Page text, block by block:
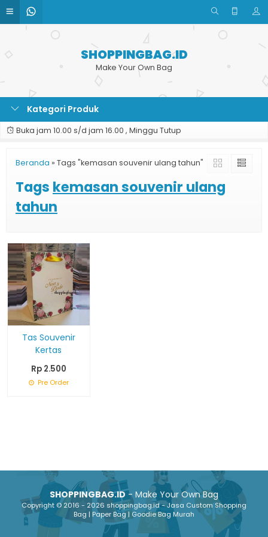
SHOPPINGBAG.ID
Make Your Own Bag
Kategori Produk
Buka jam 10.00 s/d jam 16.00 , Minggu Tutup
Beranda » Tags "kemasan souvenir ulang tahun"
Tags kemasan souvenir ulang
tahun
Tas Souvenir
Kertas
Rp 2.500
Pre Order
SHOPPINGBAG.ID- Make Your Own Bag
Copyright © 2016 - 2026 shoppingbag.id - Jasa Custom Shopping
Bag | Paper Bag | Goodie Bag Murah